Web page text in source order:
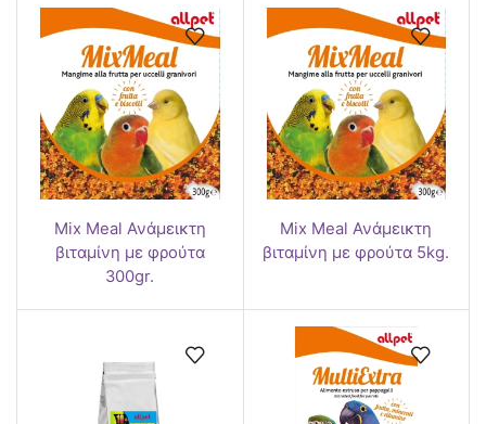
Mix Meal Ανάμεικτη
βιταμίνη με φρούτα
300gr.
Mix Meal Ανάμεικτη
βιταμίνη με φρούτα 5kg.